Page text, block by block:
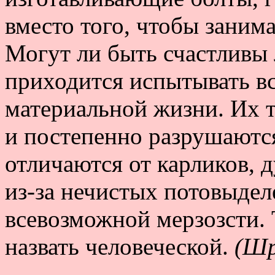
вместо того, чтобы
Могут ли быть
приходится испытывать
материальной жизни. Их
и постепенно
отличаются от карликов,
из-за нечистых
всевозможной
назвать человеческой.